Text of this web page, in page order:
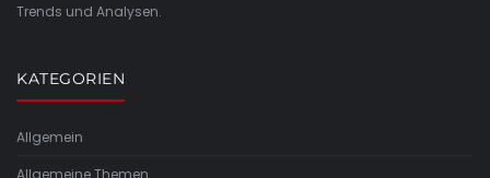
Trends und Analysen.
KATEGORIEN
Allgemein
Allgemeine Themen